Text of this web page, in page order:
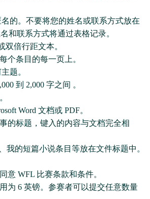
的。不要将您的姓名或联系方式放在
和联系方式将通过表格记录。
双倍行距文本。
个条目的每一页上。
题。
到 2,000 字之间 。
Word 文档或 PDF。
的标题，键入的内容与文档完全相
我的短篇小说条目等放在文件标题中。
意 WFL 比赛条款和条件。
为 6 英镑。参赛者可以提交任意数量